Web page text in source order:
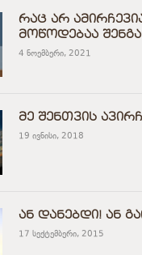
რაც არ
მოწოდებაა
4 ნოემბერი, 2021
მე შენთვის
19 ივნისი, 2018
ან დანებდი! ან
17 სექტემბერი, 2015